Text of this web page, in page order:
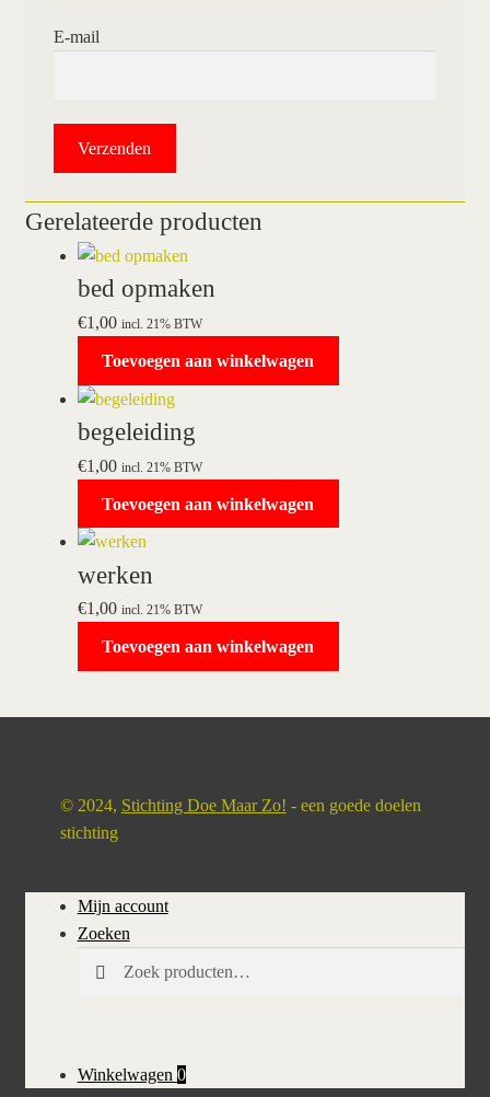
E-mail
Gerelateerde producten
bed opmaken
€1,00 incl. 21% BTW
Toevoegen aan winkelwagen
begeleiding
€1,00 incl. 21% BTW
Toevoegen aan winkelwagen
werken
€1,00 incl. 21% BTW
Toevoegen aan winkelwagen
© 2024, Stichting Doe Maar Zo! - een goede doelen
stichting
Mijn account
Zoeken
Winkelwagen 0